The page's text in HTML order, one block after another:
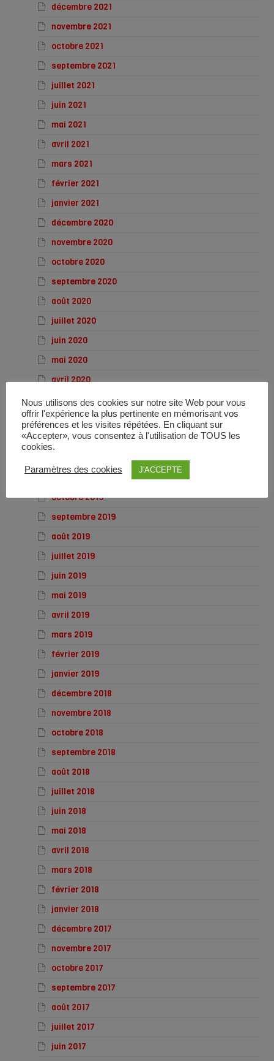
décembre 2021
novembre 2021
octobre 2021
septembre 2021
juillet 2021
juin 2021
mai 2021
avril 2021
mars 2021
février 2021
janvier 2021
décembre 2020
novembre 2020
octobre 2020
septembre 2020
août 2020
juillet 2020
juin 2020
mai 2020
avril 2020
mars 2020
février 2020
janvier 2020
novembre 2019
octobre 2019
septembre 2019
août 2019
juillet 2019
juin 2019
mai 2019
avril 2019
mars 2019
février 2019
janvier 2019
décembre 2018
novembre 2018
octobre 2018
septembre 2018
août 2018
juillet 2018
juin 2018
mai 2018
avril 2018
mars 2018
février 2018
janvier 2018
décembre 2017
novembre 2017
octobre 2017
septembre 2017
août 2017
juillet 2017
juin 2017
Nous utilisons des cookies sur notre site Web pour vous
offrir l'expérience la plus pertinente en mémorisant vos
préférences et les visites répétées. En cliquant sur
«Accepter», vous consentez à l'utilisation de TOUS les
cookies.
Paramètres des cookies J'ACCEPTE